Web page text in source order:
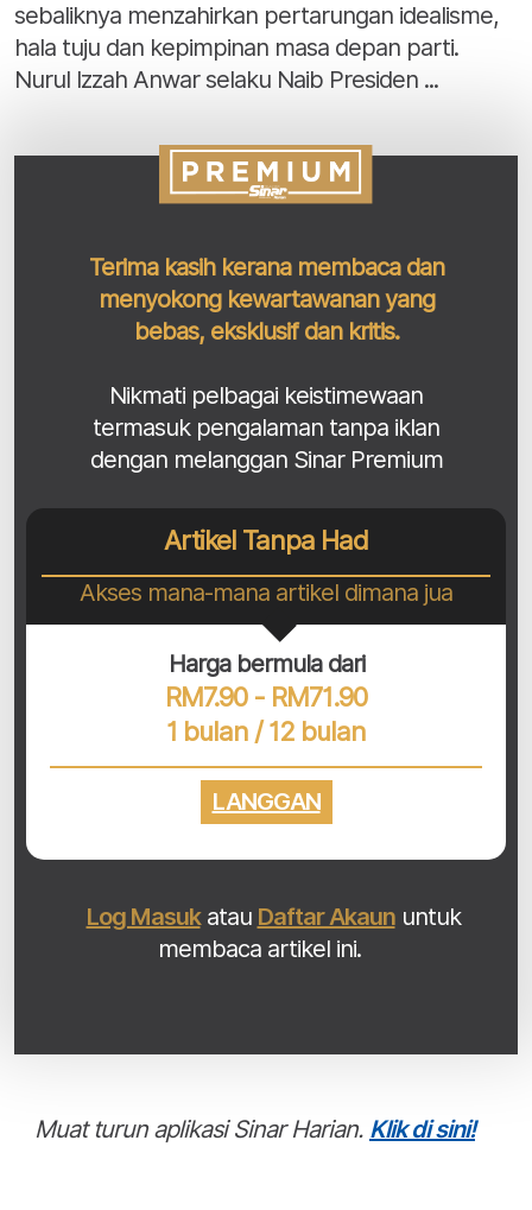
sebaliknya menzahirkan pertarungan idealisme,
hala tuju dan kepimpinan masa depan parti.
Nurul Izzah Anwar selaku Naib Presiden ...
Terima kasih kerana membaca dan
menyokong kewartawanan yang
bebas, eksklusif dan kritis.
Nikmati pelbagai keistimewaan
termasuk pengalaman tanpa iklan
dengan melanggan Sinar Premium
Artikel Tanpa Had
Akses mana-mana artikel dimana jua
Harga bermula dari
RM7.90 - RM71.90
1 bulan / 12 bulan
LANGGAN
Log Masukatau Daftar Akaununtuk
membaca artikel ini.
Muat turun aplikasi Sinar Harian. Klik di sini!